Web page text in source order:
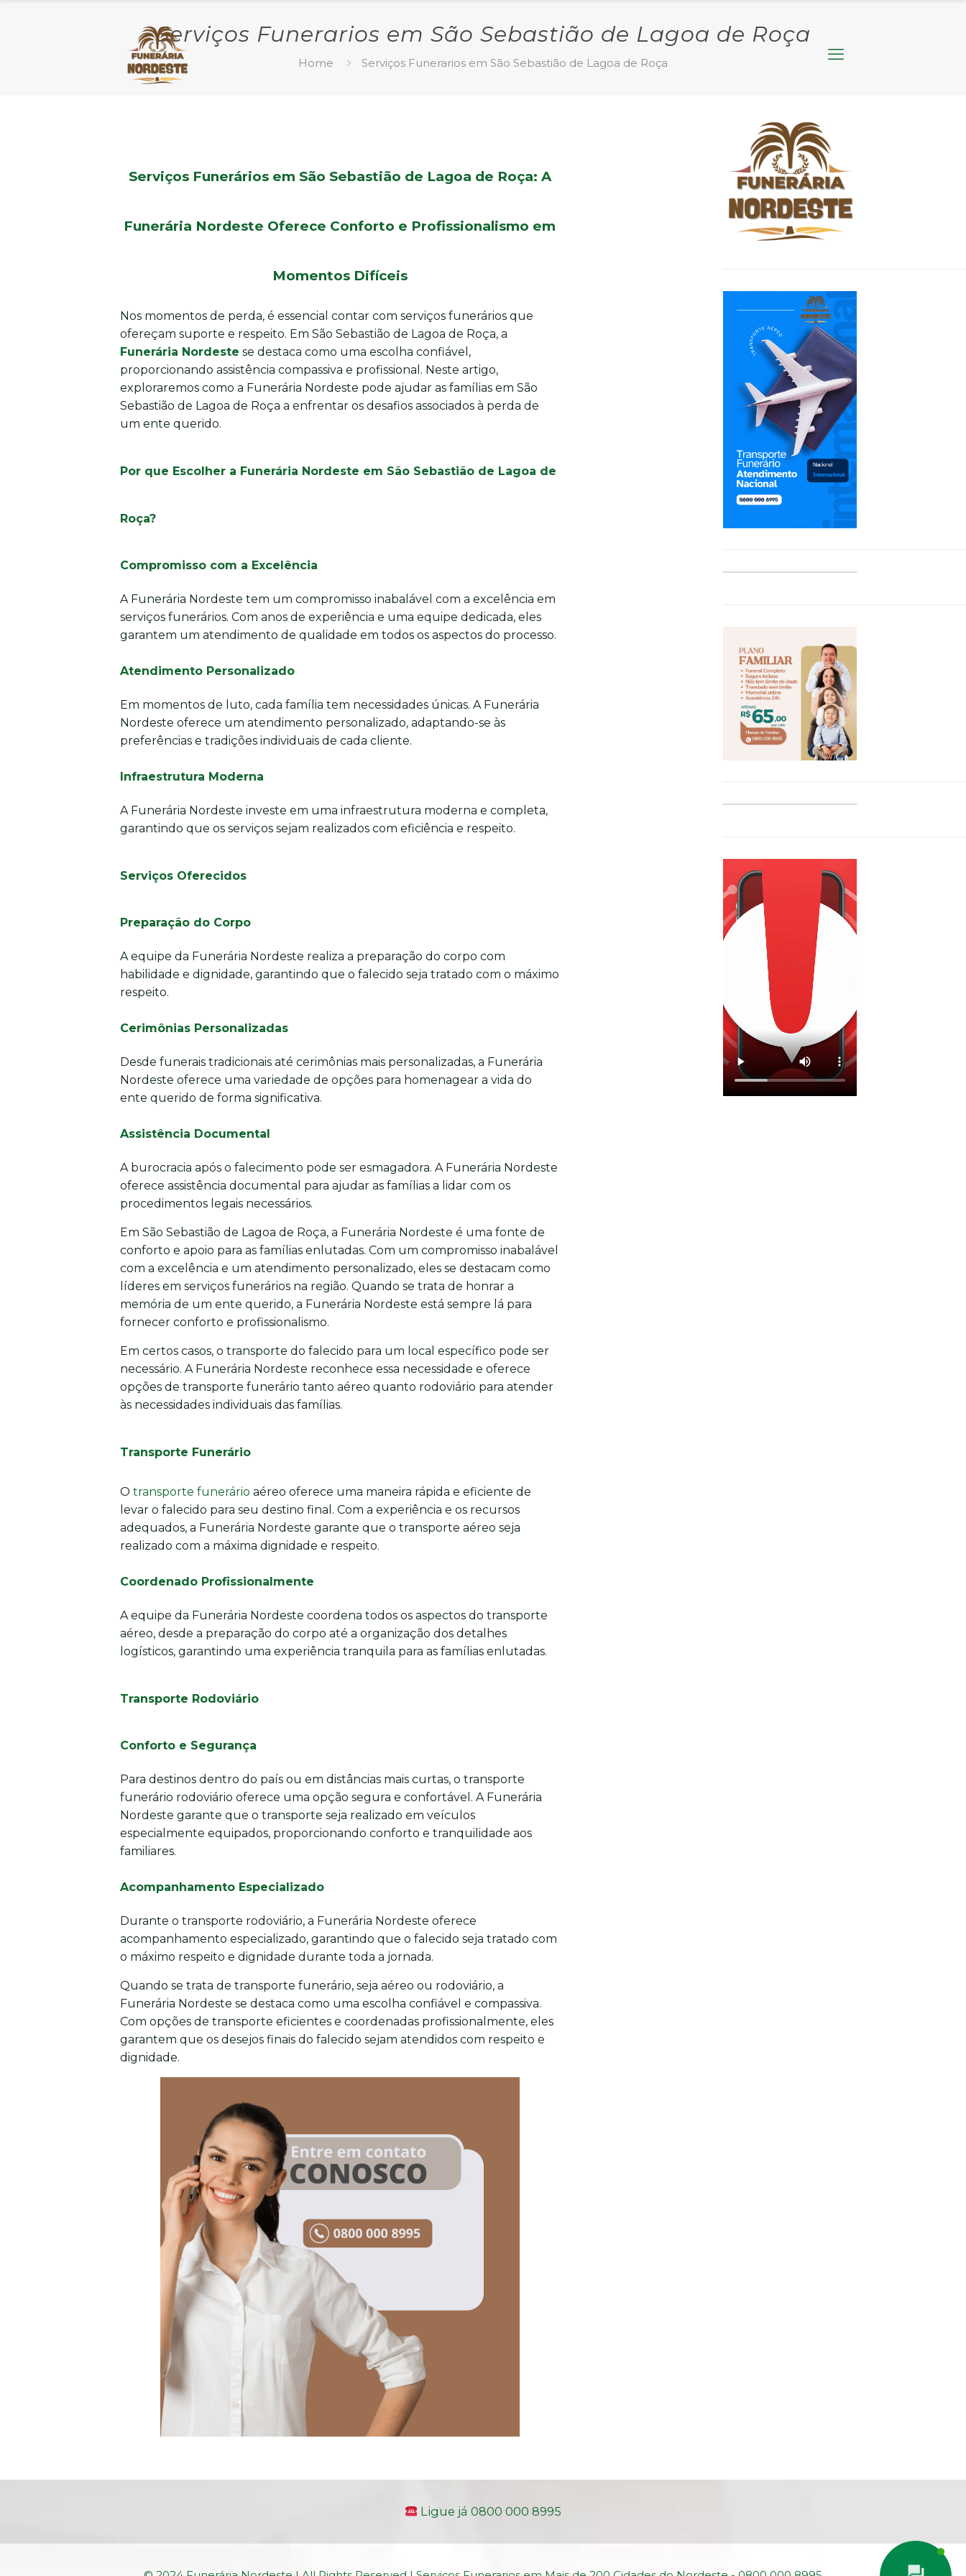
Serviços Funerarios em São Sebastião de Lagoa de Roça
Home Serviços Funerarios em São Sebastião de Lagoa de Roça
Serviços Funerários em São Sebastião de Lagoa de Roça: A
Funerária Nordeste Oferece Conforto e Profissionalismo em
Momentos Difíceis
Nos momentos de perda, é essencial contar com serviços funerários que
ofereçam suporte e respeito. Em São Sebastião de Lagoa de Roça, a
Funerária Nordeste se destaca como uma escolha confiável,
proporcionando assistência compassiva e profissional. Neste artigo,
exploraremos como a Funerária Nordeste pode ajudar as famílias em São
Sebastião de Lagoa de Roça a enfrentar os desafios associados à perda de
um ente querido.
Por que Escolher a Funerária Nordeste em São Sebastião de Lagoa de
Roça?
Compromisso com a Excelência
A Funerária Nordeste tem um compromisso inabalável com a excelência em
serviços funerários. Com anos de experiência e uma equipe dedicada, eles
garantem um atendimento de qualidade em todos os aspectos do processo.
Atendimento Personalizado
Em momentos de luto, cada família tem necessidades únicas. A Funerária
Nordeste oferece um atendimento personalizado, adaptando-se às
preferências e tradições individuais de cada cliente.
Infraestrutura Moderna
A Funerária Nordeste investe em uma infraestrutura moderna e completa,
garantindo que os serviços sejam realizados com eficiência e respeito.
Serviços Oferecidos
Preparação do Corpo
A equipe da Funerária Nordeste realiza a preparação do corpo com
habilidade e dignidade, garantindo que o falecido seja tratado com o máximo
respeito.
Cerimônias Personalizadas
Desde funerais tradicionais até cerimônias mais personalizadas, a Funerária
Nordeste oferece uma variedade de opções para homenagear a vida do
ente querido de forma significativa.
Assistência Documental
A burocracia após o falecimento pode ser esmagadora. A Funerária Nordeste
oferece assistência documental para ajudar as famílias a lidar com os
procedimentos legais necessários.
Em São Sebastião de Lagoa de Roça, a Funerária Nordeste é uma fonte de
conforto e apoio para as famílias enlutadas. Com um compromisso inabalável
com a excelência e um atendimento personalizado, eles se destacam como
líderes em serviços funerários na região. Quando se trata de honrar a
memória de um ente querido, a Funerária Nordeste está sempre lá para
fornecer conforto e profissionalismo.
Em certos casos, o transporte do falecido para um local específico pode ser
necessário. A Funerária Nordeste reconhece essa necessidade e oferece
opções de transporte funerário tanto aéreo quanto rodoviário para atender
às necessidades individuais das famílias.
Transporte Funerário
O transporte funerário aéreo oferece uma maneira rápida e eficiente de
levar o falecido para seu destino final. Com a experiência e os recursos
adequados, a Funerária Nordeste garante que o transporte aéreo seja
realizado com a máxima dignidade e respeito.
Coordenado Profissionalmente
A equipe da Funerária Nordeste coordena todos os aspectos do transporte
aéreo, desde a preparação do corpo até a organização dos detalhes
logísticos, garantindo uma experiência tranquila para as famílias enlutadas.
Transporte Rodoviário
Conforto e Segurança
Para destinos dentro do país ou em distâncias mais curtas, o transporte
funerário rodoviário oferece uma opção segura e confortável. A Funerária
Nordeste garante que o transporte seja realizado em veículos
especialmente equipados, proporcionando conforto e tranquilidade aos
familiares.
Acompanhamento Especializado
Durante o transporte rodoviário, a Funerária Nordeste oferece
acompanhamento especializado, garantindo que o falecido seja tratado com
o máximo respeito e dignidade durante toda a jornada.
Quando se trata de transporte funerário, seja aéreo ou rodoviário, a
Funerária Nordeste se destaca como uma escolha confiável e compassiva.
Com opções de transporte eficientes e coordenadas profissionalmente, eles
garantem que os desejos finais do falecido sejam atendidos com respeito e
dignidade.
Ligue já 0800 000 8995